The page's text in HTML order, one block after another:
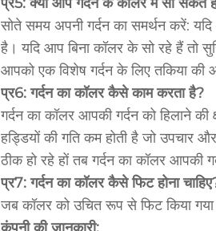
सोते समय अपनी गर्दन का समर्थन करें:
है। यदि आप बिना कॉलर के सो रहे हैं तो
आपको एक विशेष गर्दन के लिए तकिया
प्र6: गर्दन का कॉलर कैसे काम करता है?
गर्दन का कॉलर आपकी गर्दन को हिलाने
हड्डियों की गति कम होती है जो उपचार
ठीक हो रहे हों तब गर्दन का कॉलर
प्र7: गर्दन का कॉलर कैसे फिट होना
जब कॉलर को उचित रूप से फिट किया गया